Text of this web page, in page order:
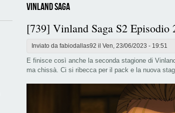
Vinland Saga
[739] Vinland Saga S2 Episodio
Inviato da fabiodallas92 il Ven, 23/06/2023 - 19:51
E finisce così anche la seconda stagione di
ma chissà. Ci si ribecca per il pack e la nuova